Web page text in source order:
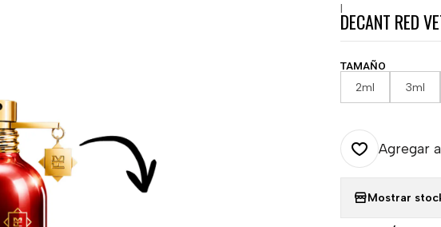
|
DECANT RED
TAMAÑO
2ml 3ml
Agregar
Mostrar